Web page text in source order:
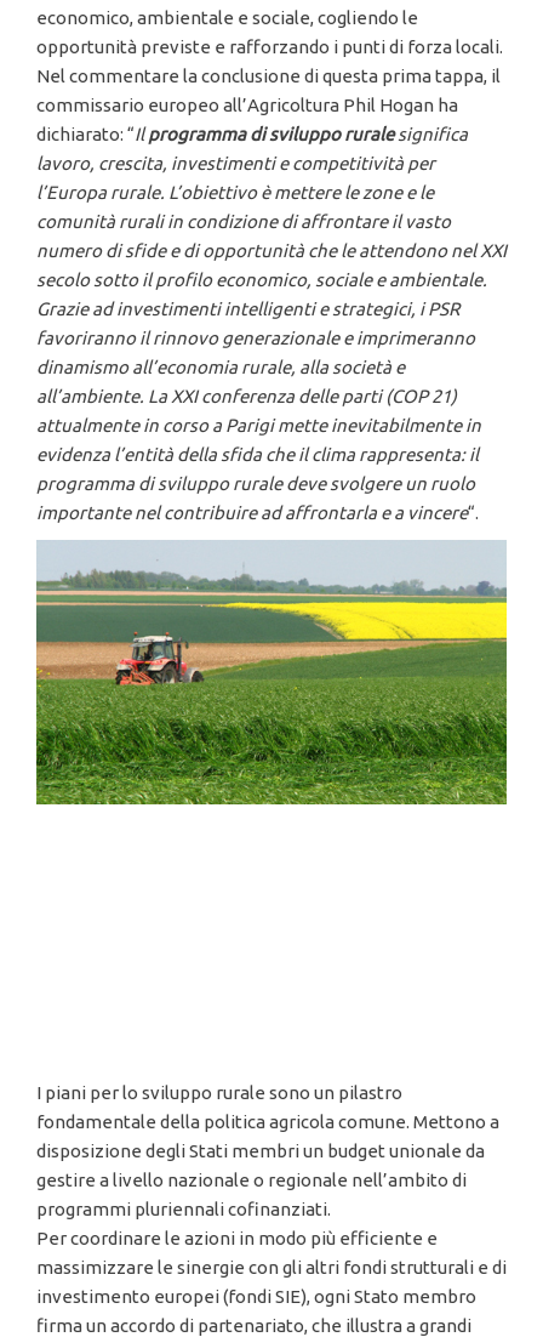
economico, ambientale e sociale, cogliendo le
opportunità previste e rafforzando i punti di forza locali.
Nel commentare la conclusione di questa prima tappa, il
commissario europeo all’Agricoltura Phil Hogan ha
dichiarato: “Ilprogramma di sviluppo ruralesignifica
lavoro, crescita, investimenti e competitività per
l’Europa rurale. L’obiettivo è mettere le zone e le
comunità rurali in condizione di affrontare il vasto
numero di sfide e di opportunità che le attendono nel XXI
secolo sotto il profilo economico, sociale e ambientale.
Grazie ad investimenti intelligenti e strategici, i PSR
favoriranno il rinnovo generazionale e imprimeranno
dinamismo all’economia rurale, alla società e
all’ambiente. La XXI conferenza delle parti (COP 21)
attualmente in corso a Parigi mette inevitabilmente in
evidenza l’entità della sfida che il clima rappresenta: il
programma di sviluppo rurale deve svolgere un ruolo
importante nel contribuire ad affrontarla e a vincere“.
I piani per lo sviluppo rurale sono un pilastro
fondamentale della politica agricola comune. Mettono a
disposizione degli Stati membri un budget unionale da
gestire a livello nazionale o regionale nell’ambito di
programmi pluriennali cofinanziati.
Per coordinare le azioni in modo più efficiente e
massimizzare le sinergie con gli altri fondi strutturali e di
investimento europei (fondi SIE), ogni Stato membro
firma un accordo di partenariato, che illustra a grandi